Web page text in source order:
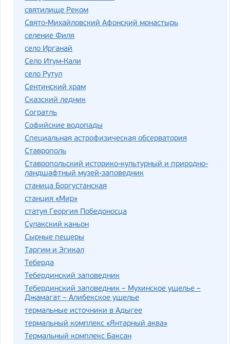
святилище Реком
Свято-Михайловский Афонский монастырь
селение Филя
село Ирганай
Село Итум-Кали
село Рутул
Сентинский храм
Сказский ледник
Согратль
Софийские водопады
Специальная астрофизическая обсерватория
Ставрополь
Ставропольский историко-культурный и природно-
ландшафтный музей-заповедник
станица Боргустанская
станция «Мир»
статуя Георгия Победоносца
Сулакский каньон
Сырные пещеры
Таргим и Эгикал
Теберда
Тебердинский заповедник
Тебердинский заповедник – Мухинское ущелье –
Джамагат – Алибекское ущелье
термальные источники в Адыгее
термальный комплекс «Янтарный аква»
Термальный комплекс Баксан